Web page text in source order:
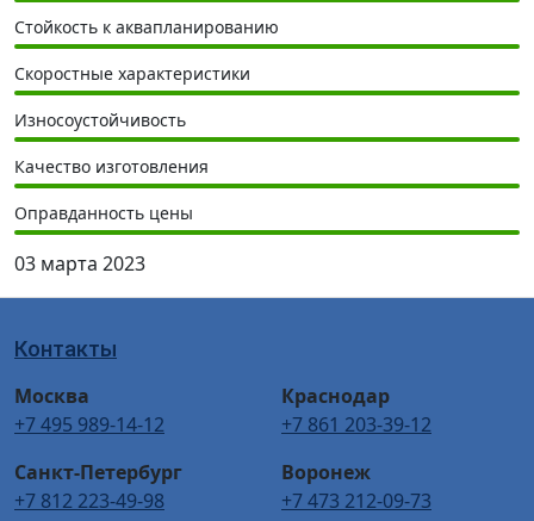
Стойкость к аквапланированию
Скоростные характеристики
Износоустойчивость
Качество изготовления
Оправданность цены
03 марта 2023
Контакты
Москва
+7 495 989-14-12
Санкт-Петербург
+7 812 223-49-98
Краснодар
+7 861 203-39-12
Воронеж
+7 473 212-09-73